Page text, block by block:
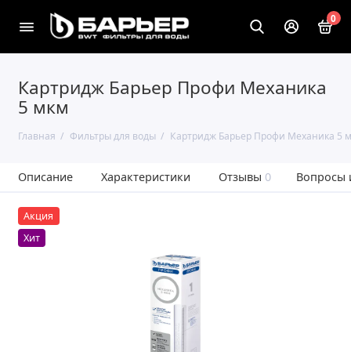
0
Картридж Барьер Профи Механика
5 мкм
Главная Фильтры для воды Картридж Барьер Профи Механика 5
Описание Характеристики Отзывы 0 Вопросы
Акция
Хит